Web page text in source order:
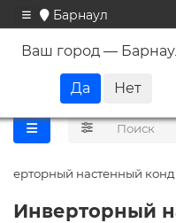
Барнаул
Ваш город —
настенный
Инверторный